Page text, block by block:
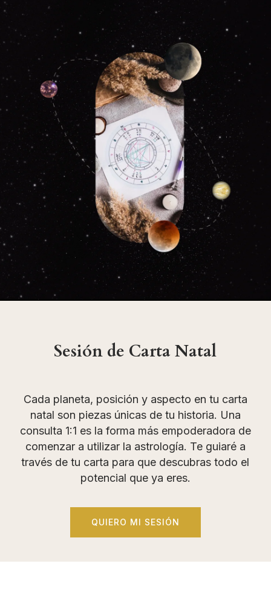
Sesión de Carta Natal
Cada planeta, posición y aspecto en tu carta
natal son piezas únicas de tu historia. Una
consulta 1:1 es la forma más empoderadora de
comenzar a utilizar la astrología. Te guiaré a
través de tu carta para que descubras todo el
potencial que ya eres.
QUIERO MI SESIÓN